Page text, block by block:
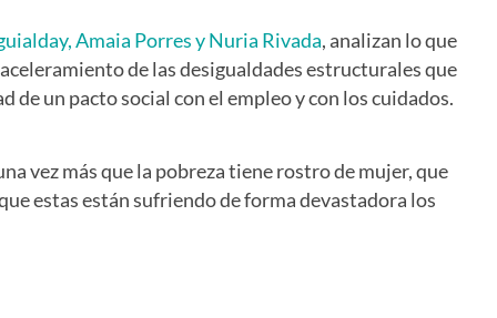
Amaia Porres y Nuria Rivada, analizan lo que
de las desigualdades estructurales que
de un pacto social con el empleo y con los cuidados.
vez más que la pobreza tiene rostro de mujer, que
estas están sufriendo de forma devastadora los